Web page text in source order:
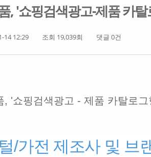
, '쇼핑검색광고-제품 카
14 12:29 조회 19,039회 댓글 0건
/가전 제조사 및 브